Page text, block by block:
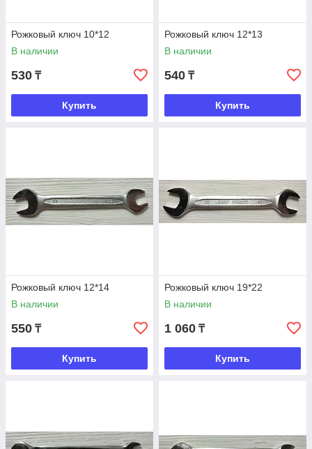
Рожковый ключ 10*12
В наличии
530 ₸
Купить
Рожковый ключ 12*13
В наличии
540 ₸
Купить
Рожковый ключ 12*14
В наличии
550 ₸
Купить
Рожковый ключ 19*22
В наличии
1 060 ₸
Купить